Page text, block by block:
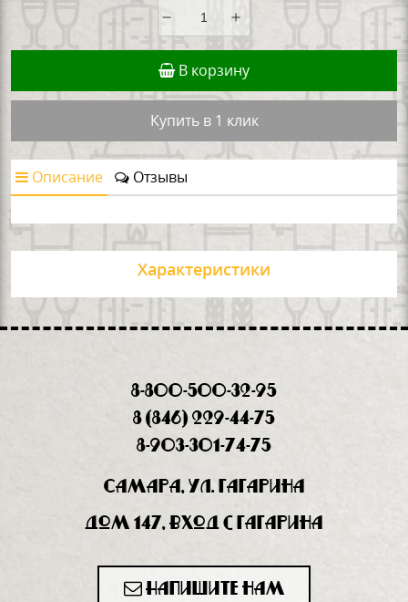
В корзину
Купить в 1 клик
Описание Отзывы
Характеристики
8-800-500-32-95
8 (846) 229-44-75
8-903-301-74-75
Самара, ул. Гагарина
дом 147, вход с Гагарина
Напишите нам